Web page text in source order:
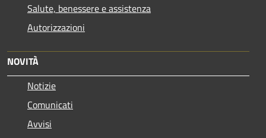
Salute, benessere e assistenza
Autorizzazioni
NOVITÀ
Notizie
Comunicati
Avvisi